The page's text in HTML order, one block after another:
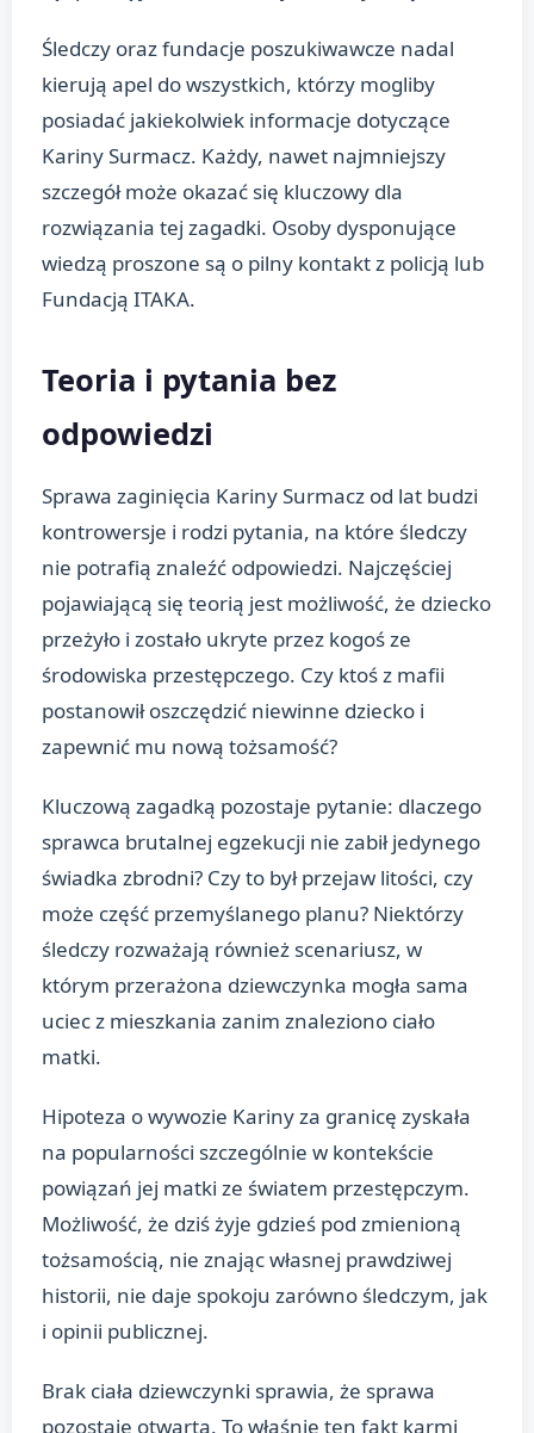
Śledczy oraz fundacje poszukiwawcze nadal
kierują apel do wszystkich, którzy mogliby
posiadać jakiekolwiek informacje dotyczące
Kariny Surmacz. Każdy, nawet najmniejszy
szczegół może okazać się kluczowy dla
rozwiązania tej zagadki. Osoby dysponujące
wiedzą proszone są o pilny kontakt z policją lub
Fundacją ITAKA.
Teoria i pytania bez
odpowiedzi
Sprawa zaginięcia Kariny Surmacz od lat budzi
kontrowersje i rodzi pytania, na które śledczy
nie potrafią znaleźć odpowiedzi. Najczęściej
pojawiającą się teorią jest możliwość, że dziecko
przeżyło i zostało ukryte przez kogoś ze
środowiska przestępczego. Czy ktoś z mafii
postanowił oszczędzić niewinne dziecko i
zapewnić mu nową tożsamość?
Kluczową zagadką pozostaje pytanie: dlaczego
sprawca brutalnej egzekucji nie zabił jedynego
świadka zbrodni? Czy to był przejaw litości, czy
może część przemyślanego planu? Niektórzy
śledczy rozważają również scenariusz, w
którym przerażona dziewczynka mogła sama
uciec z mieszkania zanim znaleziono ciało
matki.
Hipoteza o wywozie Kariny za granicę zyskała
na popularności szczególnie w kontekście
powiązań jej matki ze światem przestępczym.
Możliwość, że dziś żyje gdzieś pod zmienioną
tożsamością, nie znając własnej prawdziwej
historii, nie daje spokoju zarówno śledczym, jak
i opinii publicznej.
Brak ciała dziewczynki sprawia, że sprawa
pozostaje otwarta. To właśnie ten fakt karmi